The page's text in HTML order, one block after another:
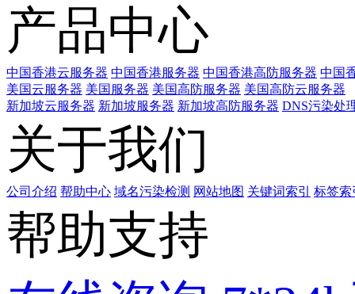
产品中心
中国香港云服务器 中国香港服务器 中国香港高防服务器 中国
美国云服务器 美国服务器 美国高防服务器 美国高防云服务器
新加坡云服务器 新加坡服务器 新加坡高防服务器 DNS污染处
关于我们
公司介绍 帮助中心 域名污染检测 网站地图 关键词索引 标签索
帮助支持